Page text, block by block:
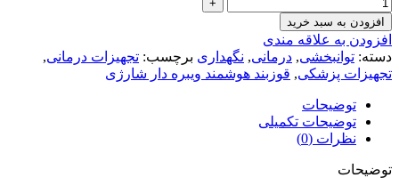
افزودن به سبد خرید
افزودن به علاقه مندی
دسته: توانبخشی, درمانی, نگهداری برچسب: تجهیزات درمانی,
تجهیزات پزشکی, قوزبند هوشمند ویبره دار شارژی
توضیحات
توضیحات تکمیلی
نظرات (0)
توضیحات